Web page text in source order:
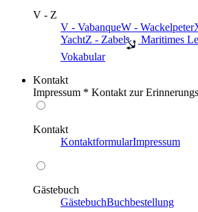
V - Z
V - VabanqueW - Wackelpeter
YachtZ - Zabel Maritimes
Vokabular
Kontakt
Impressum * Kontakt zur
Kontakt
KontaktformularImpressum
Gästebuch
GästebuchBuchbestellung